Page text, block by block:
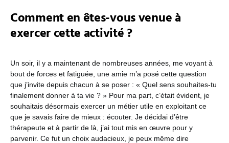
Comment en êtes-vous venue à
exercer cette activité ?
Un soir, il y a maintenant de nombreuses années, me voyant à
bout de forces et fatiguée, une amie m’a posé cette question
que j’invite depuis chacun à se poser : « Quel sens souhaites-tu
finalement donner à ta vie ? » Pour ma part, c’était évident, je
souhaitais désormais exercer un métier utile en exploitant ce
que je savais faire de mieux : écouter. Je décidai d’être
thérapeute et à partir de là, j’ai tout mis en œuvre pour y
parvenir. Ce fut un choix audacieux, je peux même dire